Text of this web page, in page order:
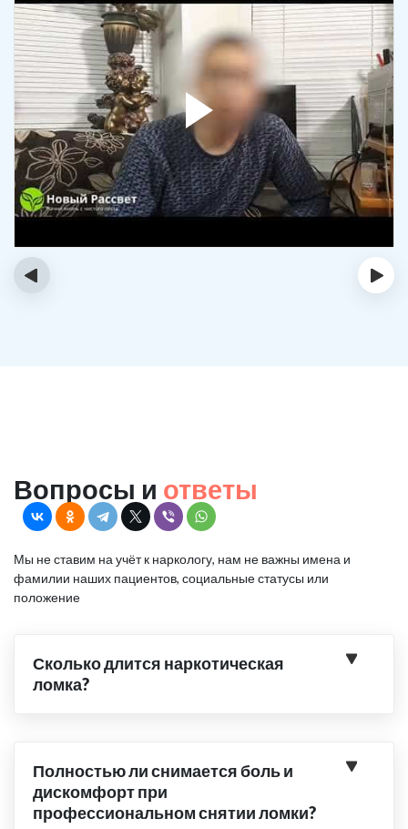
‹ ›
Вопросы и ответы
Мы не ставим на учёт к наркологу, нам не важны имена и
фамилии наших пациентов, социальные статусы или
положение
Сколько длится наркотическая
ломка?
Полностью ли снимается боль и
дискомфорт при
профессиональном снятии ломки?